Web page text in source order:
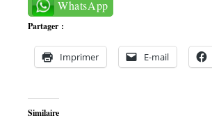
WhatsApp
Partager :
Imprimer E-mail
Similaire